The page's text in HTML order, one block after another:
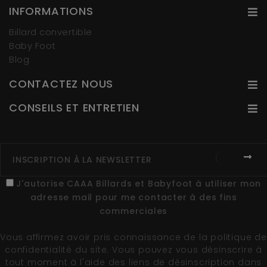
INFORMATIONS
Billard convertible
Baby Foot
Blog
CONTACTEZ NOUS
CONSEILS ET ENTRETIEN
J'autorise CAAA Billards et Babyfoot à utiliser mon
adresse mail pour me contacter à des fins
commerciales
Vous affirmez avoir pris connaissance de la politique de
confidentialité du site. Vous pouvez vous désinscrire à
tout moment à l'aide des liens de désinscription dans